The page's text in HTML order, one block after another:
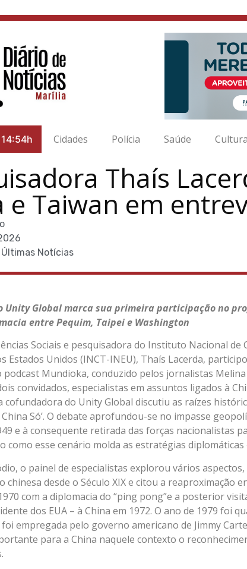
14:54h Cidades Polícia Saúde Cultura
Thaís
e Taiwan em
Últimas Notícias
Unity Global marca sua primeira participação no
entre Pequim, Taipei e Washington
Sociais e pesquisadora do Instituto Nacional de
Estados Unidos (INCT-INEU), Thaís Lacerda,
podcast Mundioka, conduzido pelos jornalistas
convidados, especialistas em assuntos ligados à
cofundadora do Unity Global discutiu as raízes
China Só’. O debate aprofundou-se no impasse
e à consequente retirada das forças nacionalistas
como esse cenário molda as estratégias
o painel de especialistas explorou vários
chinesa desde o Século XIX e citou a reaproximação
com a diplomacia do “ping pong”e a posterior
dos EUA – à China em 1972. O ano de 1979 foi
foi empregada pelo governo americano de Jimmy
para a China naquele contexto o